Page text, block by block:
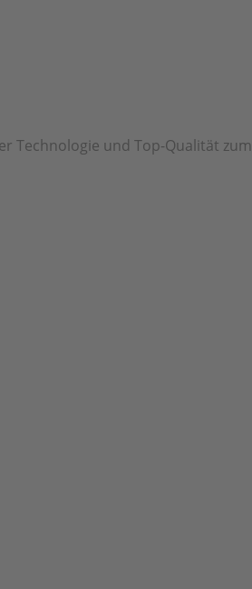
und Top-Qualität